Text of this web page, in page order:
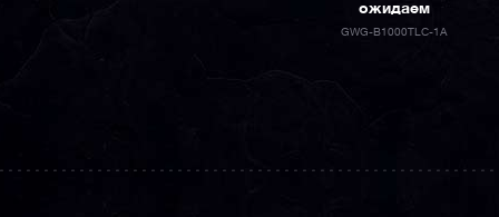
ожидаем
GWG-B1000TLC-1A